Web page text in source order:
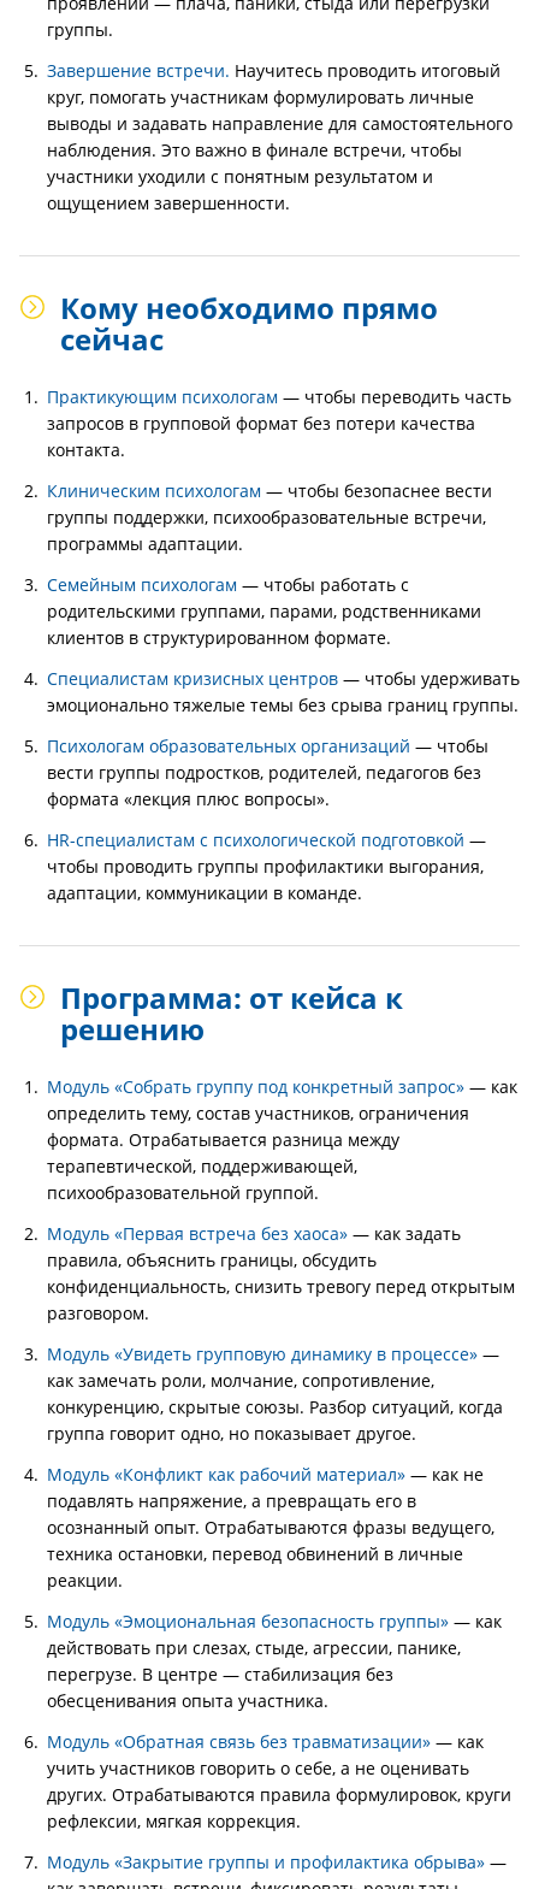
группы.
Завершение встречи. Научитесь проводить итоговый
круг, помогать участникам формулировать личные
выводы и задавать направление для самостоятельного
наблюдения. Это важно в финале встречи, чтобы
участники уходили с понятным результатом и
ощущением завершенности.
Кому необходимо прямо
сейчас
Практикующим психологам — чтобы переводить часть
запросов в групповой формат без потери качества
контакта.
Клиническим психологам — чтобы безопаснее вести
группы поддержки, психообразовательные встречи,
программы адаптации.
Семейным психологам — чтобы работать с
родительскими группами, парами, родственниками
клиентов в структурированном формате.
Специалистам кризисных центров — чтобы удерживать
эмоционально тяжелые темы без срыва границ группы.
Психологам образовательных организаций — чтобы
вести группы подростков, родителей, педагогов без
формата «лекция плюс вопросы».
HR-специалистам с психологической подготовкой —
чтобы проводить группы профилактики выгорания,
адаптации, коммуникации в команде.
Программа: от кейса к
решению
Модуль «Собрать группу под конкретный запрос» — как
определить тему, состав участников, ограничения
формата. Отрабатывается разница между
терапевтической, поддерживающей,
психообразовательной группой.
Модуль «Первая встреча без хаоса» — как задать
правила, объяснить границы, обсудить
конфиденциальность, снизить тревогу перед открытым
разговором.
Модуль «Увидеть групповую динамику в процессе» —
как замечать роли, молчание, сопротивление,
конкуренцию, скрытые союзы. Разбор ситуаций, когда
группа говорит одно, но показывает другое.
Модуль «Конфликт как рабочий материал» — как не
подавлять напряжение, а превращать его в
осознанный опыт. Отрабатываются фразы ведущего,
техника остановки, перевод обвинений в личные
реакции.
Модуль «Эмоциональная безопасность группы» — как
действовать при слезах, стыде, агрессии, панике,
перегрузе. В центре — стабилизация без
обесценивания опыта участника.
Модуль «Обратная связь без травматизации» — как
учить участников говорить о себе, а не оценивать
других. Отрабатываются правила формулировок, круги
рефлексии, мягкая коррекция.
Модуль «Закрытие группы и профилактика обрыва» —